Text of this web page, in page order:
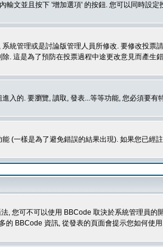
輸文並且按下 '增加選項' 的按鈕. 您可以同時設
統管理或是討論版管理人員所修改. 要修改投
. 這是為了預防在投票過程中途更改意見而產生
入的. 要瀏覽, 讀取, 發表...等等功能, 您必須要
(一樣是為了避免錯誤的結果出現). 如果您已經
, 您可不可以使用 BBCode 取決於系統管理員
的 BBCode 資訊, 從發表的頁面會提示您如何使